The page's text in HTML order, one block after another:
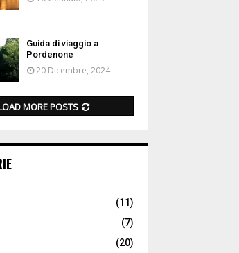
Guida di viaggio a
Pordenone
20 Dicembre, 2024
MORE POSTS
(11)
(7)
(20)